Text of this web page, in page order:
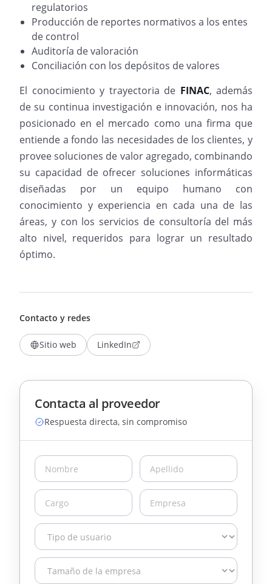
regulatorios
Producción de reportes normativos a los entes
de control
Auditoría de valoración
Conciliación con los depósitos de valores
El conocimiento y trayectoria de FINAC, además
de su continua investigación e innovación, nos ha
posicionado en el mercado como una firma que
entiende a fondo las necesidades de los clientes, y
provee soluciones de valor agregado, combinando
su capacidad de ofrecer soluciones informáticas
diseñadas por un equipo humano con
conocimiento y experiencia en cada una de las
áreas, y con los servicios de consultoría del más
alto nivel, requeridos para lograr un resultado
óptimo.
Contacto y redes
Sitio web LinkedIn
Contacta al proveedor
Respuesta directa, sin compromiso